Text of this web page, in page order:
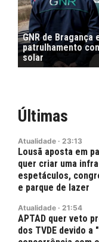
GNR de
patrulhamento
solar
Últimas
Atualidade · 23:13
Lousã aposta em
quer criar uma
espetáculos,
e parque de lazer
Atualidade · 21:54
APTAD quer veto
dos TVDE devido